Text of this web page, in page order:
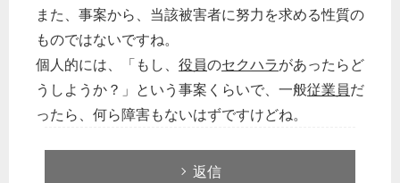
また、事案から、当該被害者に努力を求める性質の
ものではないですね。
個人的には、「もし、 役員のセクハラがあったらど
うしようか？」という事案くらいで、一般従業員だ
ったら、何ら障害もないはずですけどね。
返信